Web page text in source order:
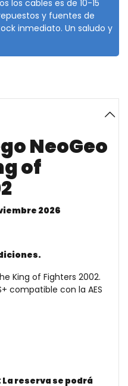
los cables es de 10-15
y fuentes de
inmediato. Un saludo y
NeoGeo
of
2026
King of Fighters 2002.
compatible con la AES
reserva se podrá